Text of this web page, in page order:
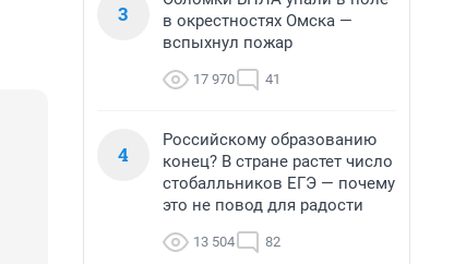
3
в окрестностях Омска —
вспыхнул пожар
17 970 41
4
Российскому образованию
конец? В стране растет число
стобалльников ЕГЭ — почему
это не повод для радости
13 504 82